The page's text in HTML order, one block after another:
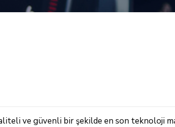
ve güvenli bir şekilde en son teknoloji